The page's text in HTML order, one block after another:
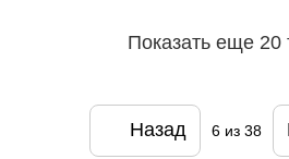
Показать еще 20
Назад 6из 38